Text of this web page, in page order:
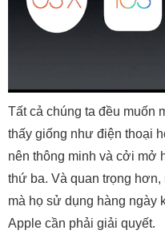
Tất cả chúng ta đều muốn
thấy giống như điện thoại
nên thông minh và cởi mở
thứ ba. Và quan trọng
mà họ sử dụng hàng ngày
Apple cần phải giải quyết.